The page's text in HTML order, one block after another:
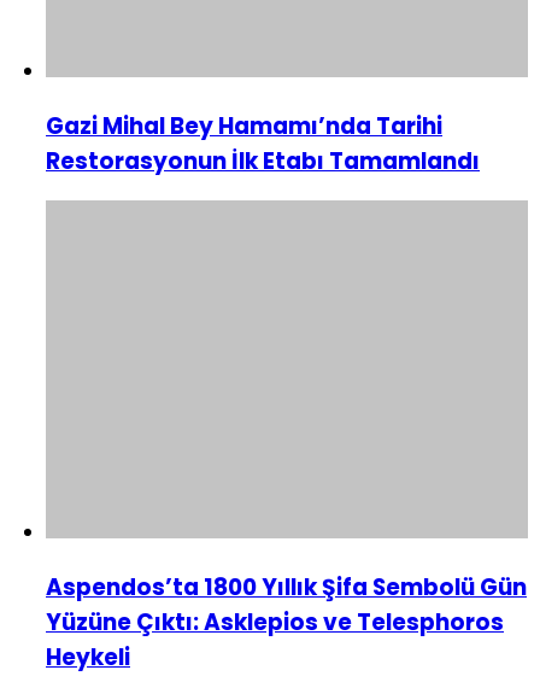
Gazi Mihal Bey Hamamı’nda Tarihi
Restorasyonun İlk Etabı Tamamlandı
Aspendos’ta 1800 Yıllık Şifa Sembolü Gün
Yüzüne Çıktı: Asklepios ve Telesphoros
Heykeli